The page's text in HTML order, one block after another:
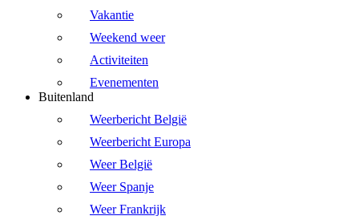
Vakantie
Weekend weer
Activiteiten
Evenementen
Buitenland
Weerbericht België
Weerbericht Europa
Weer België
Weer Spanje
Weer Frankrijk